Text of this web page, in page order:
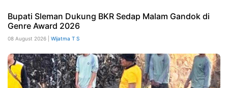
Bupati Sleman Dukung BKR Sedap Malam Gandok di
Genre Award 2026
08 August 2026 | Wijatma T S